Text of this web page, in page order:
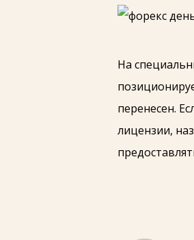
На
перенесен.
лицензии,